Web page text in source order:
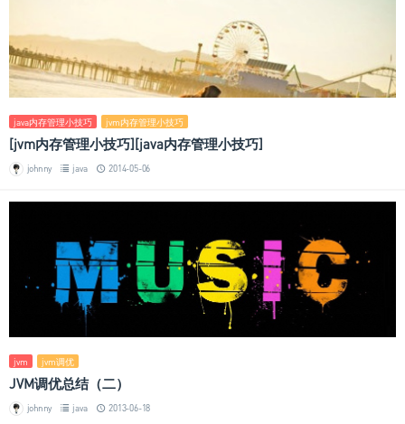
java内存管理小技巧 jvm内存管理小技巧
[jvm内存管理小技巧][java内存管理小技巧]
johnny java 2014-05-06
jvm jvm调优
JVM调优总结（二）
johnny java 2013-06-18